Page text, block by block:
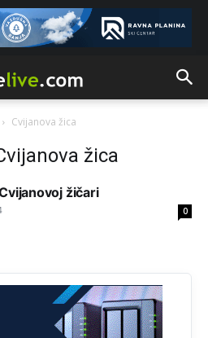
Cvijanova žica
žica
žičari
0
i Hercegovina ima najvišu
stanovništvom je "kupovina
fiktivne pomoćnike (koji
političkih partija, a ne po želji
Agencije za statistiku BiH, u
građana informatički
komunikacionim
domaćinstava u BiH uopšte
bilo koje vrste (desktop, laptop ili